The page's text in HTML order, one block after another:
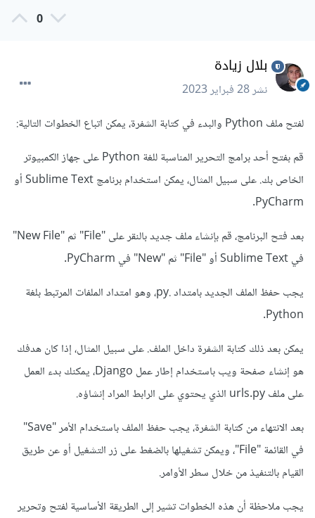
0
بلال زيادة
نشر28 فبراير 2023
لفتح ملف Python والبدء في كتابة الشفرة، يمكن اتباع الخطوات التالية:
قم بفتح أحد برامج التحرير المناسبة للغة Python على جهاز الكمبيوتر
الخاص بك. على سبيل المثال، يمكن استخدام برنامج Sublime Text أو
PyCharm.
بعد فتح البرنامج، قم بإنشاء ملف جديد بالنقر على "File" ثم "New File"
في Sublime Text أو "File" ثم "New" في PyCharm.
يجب حفظ الملف الجديد بامتداد .py، وهو امتداد الملفات المرتبط بلغة
Python.
يمكن بعد ذلك كتابة الشفرة داخل الملف. على سبيل المثال، إذا كان هدفك
هو إنشاء صفحة ويب باستخدام إطار عمل Django، يمكنك بدء العمل
على ملف urls.py الذي يحتوي على الرابط المراد إنشاؤه.
بعد الانتهاء من كتابة الشفرة، يجب حفظ الملف باستخدام الأمر "Save"
في القائمة "File"، ويمكن تشغيلها بالضغط على زر التشغيل أو عن طريق
القيام بالتنفيذ من خلال سطر الأوامر.
يجب ملاحظة أن هذه الخطوات تشير إلى الطريقة الأساسية لفتح وتحرير